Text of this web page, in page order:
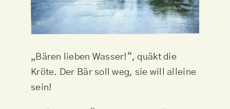
„Bären lieben Wasser!“, quäkt die
Kröte. Der Bär soll weg, sie will alleine
sein!